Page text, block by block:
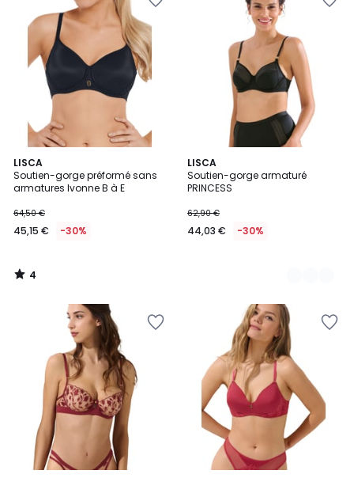
LISCA
Soutien-gorge préformé sans
armatures Ivonne B à E
64,50 €
45,15 € -30%
4
/
5
4
/
LISCA
Soutien-gorge armaturé
PRINCESS
62,90 €
44,03 € -30%
2
Couleurs